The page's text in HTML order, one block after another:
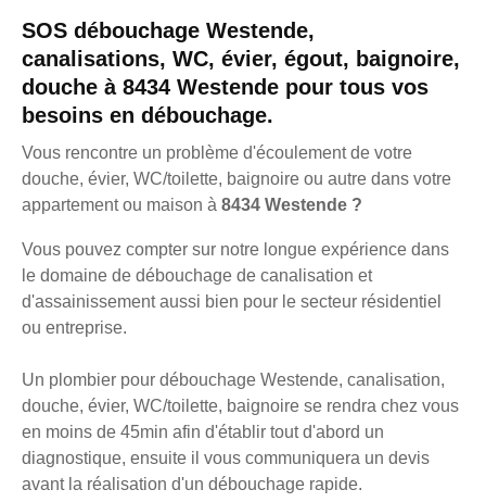
SOS débouchage Westende,
canalisations, WC, évier, égout, baignoire,
douche à 8434 Westende pour tous vos
besoins en débouchage.
Vous rencontre un problème d'écoulement de votre
douche, évier, WC/toilette, baignoire ou autre dans votre
appartement ou maison à 8434 Westende ?
Vous pouvez compter sur notre longue expérience dans
le domaine de débouchage de canalisation et
d'assainissement aussi bien pour le secteur résidentiel
ou entreprise.
Un plombier pour débouchage Westende, canalisation,
douche, évier, WC/toilette, baignoire se rendra chez vous
en moins de 45min afin d'établir tout d'abord un
diagnostique, ensuite il vous communiquera un devis
avant la réalisation d'un débouchage rapide.